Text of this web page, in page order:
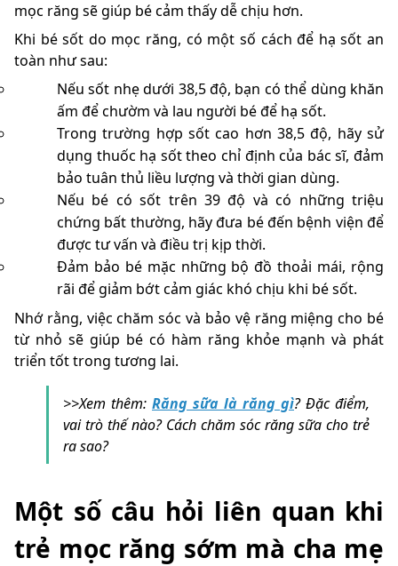
mọc răng sẽ giúp bé cảm thấy dễ chịu hơn.
Khi bé sốt do mọc răng, có một số cách để hạ sốt an
toàn như sau:
Nếu sốt nhẹ dưới 38,5 độ, bạn có thể dùng khăn
ấm để chườm và lau người bé để hạ sốt.
Trong trường hợp sốt cao hơn 38,5 độ, hãy sử
dụng thuốc hạ sốt theo chỉ định của bác sĩ, đảm
bảo tuân thủ liều lượng và thời gian dùng.
Nếu bé có sốt trên 39 độ và có những triệu
chứng bất thường, hãy đưa bé đến bệnh viện để
được tư vấn và điều trị kịp thời.
Đảm bảo bé mặc những bộ đồ thoải mái, rộng
rãi để giảm bớt cảm giác khó chịu khi bé sốt.
Nhớ rằng, việc chăm sóc và bảo vệ răng miệng cho bé
từ nhỏ sẽ giúp bé có hàm răng khỏe mạnh và phát
triển tốt trong tương lai.
>>Xem thêm: Răng sữa là răng gì? Đặc điểm,
vai trò thế nào? Cách chăm sóc răng sữa cho trẻ
ra sao?
Một số câu hỏi liên quan khi
trẻ mọc răng sớm mà cha mẹ